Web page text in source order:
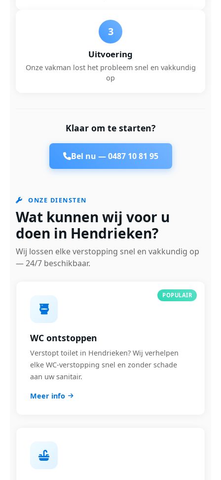
3
Uitvoering
Onze vakman lost het probleem snel en vakkundig
op
Klaar om te starten?
Bel nu —0487 10 81 95
ONZE DIENSTEN
Wat kunnen wij voor u
doen in Hendrieken?
Wij lossen elke verstopping snel en vakkundig op
— 24/7 beschikbaar.
POPULAIR
WC ontstoppen
Verstopt toilet in Hendrieken? Wij verhelpen
elke WC-verstopping snel en zonder schade
aan uw sanitair.
Meer info